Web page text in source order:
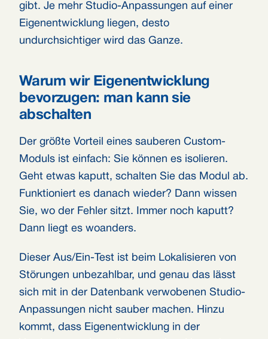
gibt. Je mehr Studio-Anpassungen auf einer
Eigenentwicklung liegen, desto
undurchsichtiger wird das Ganze.
Warum wir Eigenentwicklung
bevorzugen: man kann sie
abschalten
Der größte Vorteil eines sauberen Custom-
Moduls ist einfach: Sie können es isolieren.
Geht etwas kaputt, schalten Sie das Modul ab.
Funktioniert es danach wieder? Dann wissen
Sie, wo der Fehler sitzt. Immer noch kaputt?
Dann liegt es woanders.
Dieser Aus/Ein-Test ist beim Lokalisieren von
Störungen unbezahlbar, und genau das lässt
sich mit in der Datenbank verwobenen Studio-
Anpassungen nicht sauber machen. Hinzu
kommt, dass Eigenentwicklung in der